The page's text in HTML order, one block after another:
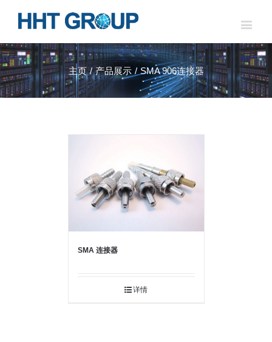
主页 / 产品展示 / SMA 906连接器
SMA 连接器
详情